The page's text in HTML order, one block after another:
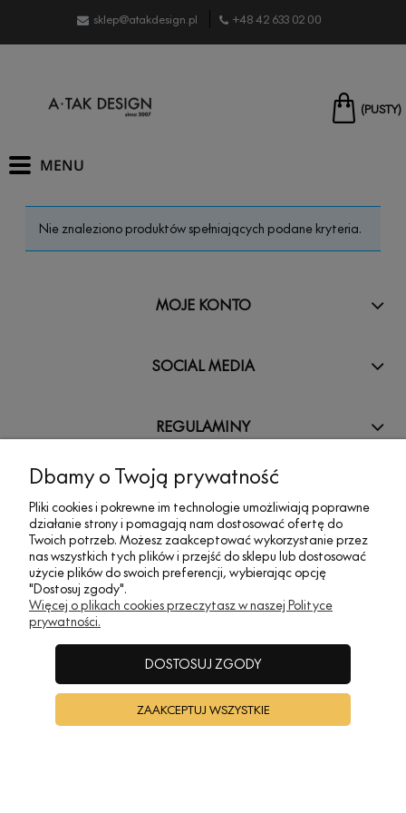
sklep@atakdesign.pl +48 42 633 02 00
(PUSTY)
Nie znaleziono produktów spełniających podane kryteria.
MOJE KONTO
SOCIAL MEDIA
REGULAMINY
INFORMACJE
A•TAK DESIGN
POKAŻ PEŁNĄ WERSJĘ STRONY
Dbamy o Twoją prywatność
Pliki cookies i pokrewne im technologie umożliwiają poprawne
działanie strony i pomagają nam dostosować ofertę do
Twoich potrzeb. Możesz zaakceptować wykorzystanie przez
nas wszystkich tych plików i przejść do sklepu lub dostosować
użycie plików do swoich preferencji, wybierając opcję
"Dostosuj zgody".
Więcej o plikach cookies przeczytasz w naszej Polityce
prywatności.
DOSTOSUJ ZGODY
ZAAKCEPTUJ WSZYSTKIE